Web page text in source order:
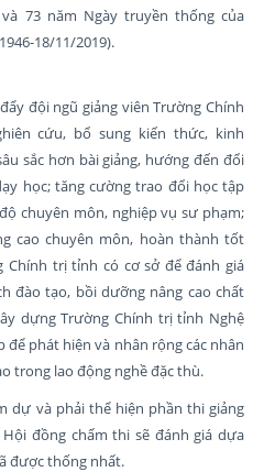
73 năm Ngày truyền thống của
18/11/2019).
đội ngũ giảng viên Trường Chính
cứu, bổ sung kiến thức, kinh
sắc hơn bài giảng, hướng đến đổi
học; tăng cường trao đổi học tập
chuyên môn, nghiệp vụ sư phạm;
cao chuyên môn, hoàn thành tốt
Chính trị tỉnh có cơ sở để đánh giá
đào tạo, bồi dưỡng nâng cao chất
dựng Trường Chính trị tỉnh Nghệ
để phát hiện và nhân rộng các nhân
trong lao động nghề đặc thù.
dự và phải thể hiện phần thi giảng
đồng chấm thi sẽ đánh giá dựa
được thống nhất.